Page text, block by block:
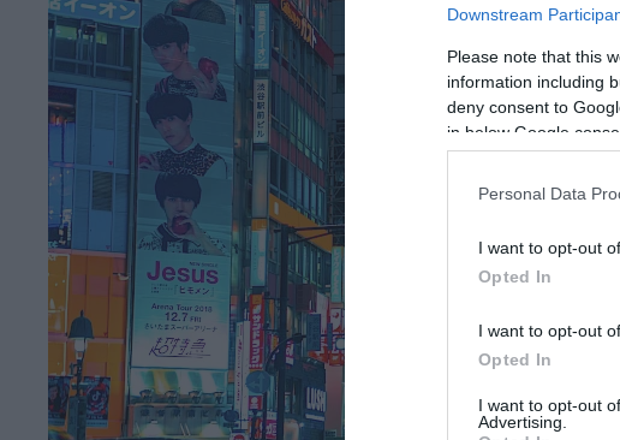
Downstream
Please note that this
information including
deny consent to
in below Google
Personal Data
I want to opt-out
Opted In
I want to opt-out
Opted In
I want to opt-out
Advertising.